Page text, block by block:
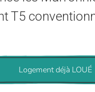
T5
Logement déjà LOUÉ